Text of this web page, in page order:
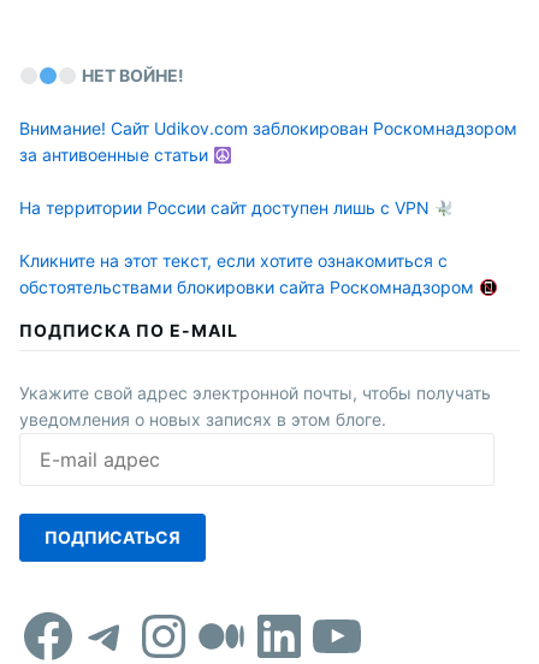
НЕТ ВОЙНЕ!
Внимание! Сайт Udikov.com заблокирован Роскомнадзором
за антивоенные статьи
На территории России сайт доступен лишь с VPN
Кликните на этот текст, если хотите ознакомиться с
обстоятельствами блокировки сайта Роскомнадзором
ПОДПИСКА ПО E-MAIL
Укажите свой адрес электронной почты, чтобы получать
уведомления о новых записях в этом блоге.
mail
ПОДПИСАТЬСЯ
Facebook
Telegram
Instagram
Средний
LinkedIn